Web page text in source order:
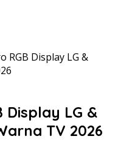
RGB Display LG &
Display LG &
TV 2026